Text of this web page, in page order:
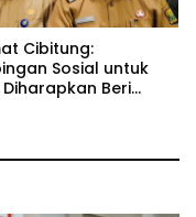
Cibitung:
Sosial untuk
Diharapkan Beri